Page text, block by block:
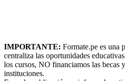
IMPORTANTE: Formate.pe es una
centraliza las oportunidades
los cursos, NO financiamos las becas
instituciones.